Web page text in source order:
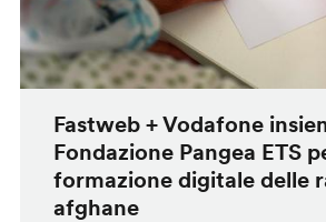
Fastweb + Vodafone
Fondazione Pangea ETS
formazione digitale delle
afghane